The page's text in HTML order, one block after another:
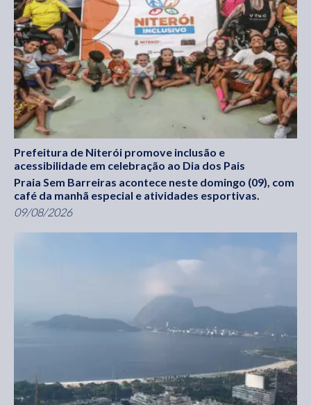
Prefeitura de Niterói promove inclusão e
acessibilidade em celebração ao Dia dos Pais
Praia Sem Barreiras acontece neste domingo (09), com
café da manhã especial e atividades esportivas.
09/08/2026